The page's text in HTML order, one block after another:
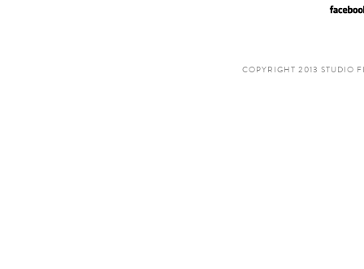
COPYRIGHT 2013 STUDIO